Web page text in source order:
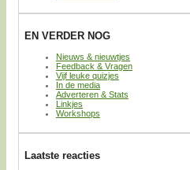
EN VERDER NOG
Nieuws & nieuwtjes
Feedback & Vragen
Vijf leuke quizjes
In de media
Adverteren & Stats
Linkjes
Workshops
Laatste reacties